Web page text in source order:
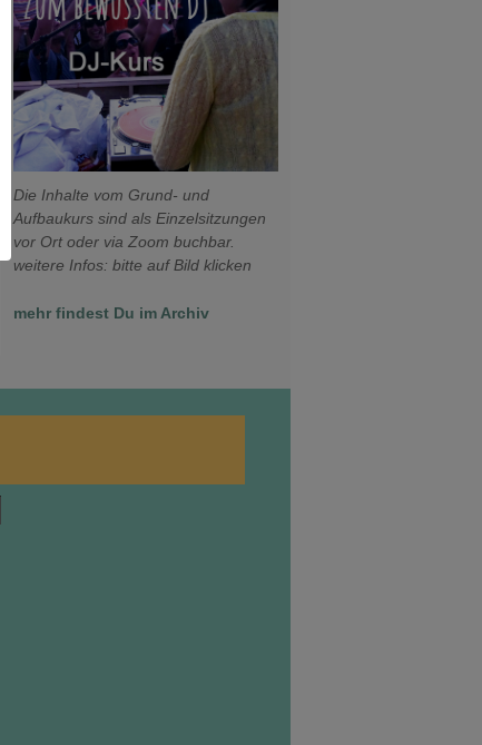
Die Inhalte vom Grund- und
Aufbaukurs sind als Einzelsitzungen
vor Ort oder via Zoom buchbar.
weitere Infos: bitte auf Bild klicken
mehr findest Du im Archiv